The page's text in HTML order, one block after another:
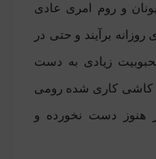
و روم امری عادی
روزانه برآیند و حتی در
زیادی به دست
کاشی کاری شده رومی
هنوز دست نخورده و